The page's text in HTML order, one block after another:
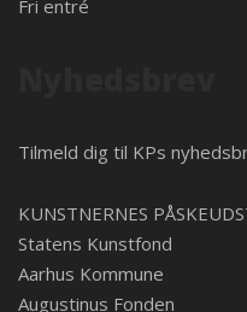
Fri entré
Tilmeld dig til KPs
KUNSTNERNES
Statens Kunstfond
Aarhus Kommune
Augustinus Fonden